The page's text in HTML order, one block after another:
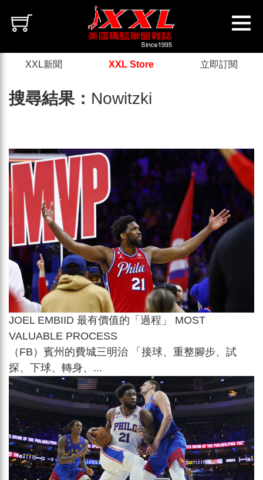
XXL新聞 XXL Store 立即訂閱
搜尋結果： Nowitzki
JOEL EMBIID 最有價值的「過程」 MOST
VALUABLE PROCESS
（FB）賓州的費城三明治 「接球、重整腳步、試
探、下球、轉身、...